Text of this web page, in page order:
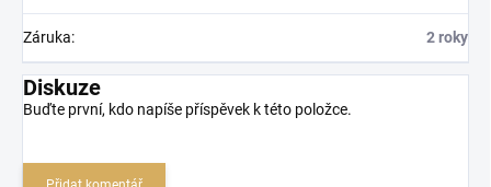
Záruka: 2 roky
Diskuze
Buďte první, kdo napíše příspěvek k této položce.